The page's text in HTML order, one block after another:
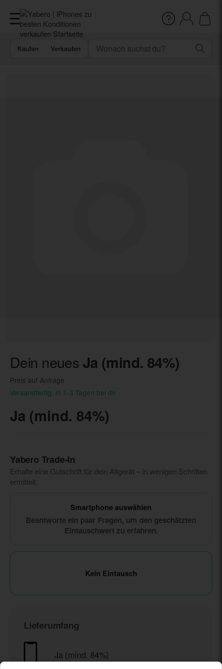
Kaufen Verkaufen
Dein neues Ja (mind. 84%)
Preis auf Anfrage
Versandfertig, in 1-3 Tagen bei dir
Ja (mind. 84%)
Yabero Trade‑In
Erhalte eine Gutschrift für dein Altgerät – in wenigen Schritten
ermittelt.
Smartphone auswählen
Beantworte ein paar Fragen, um den geschätzten
Eintauschwert zu erfahren.
Kein Eintausch
Lieferumfang
Ja (mind. 84%)